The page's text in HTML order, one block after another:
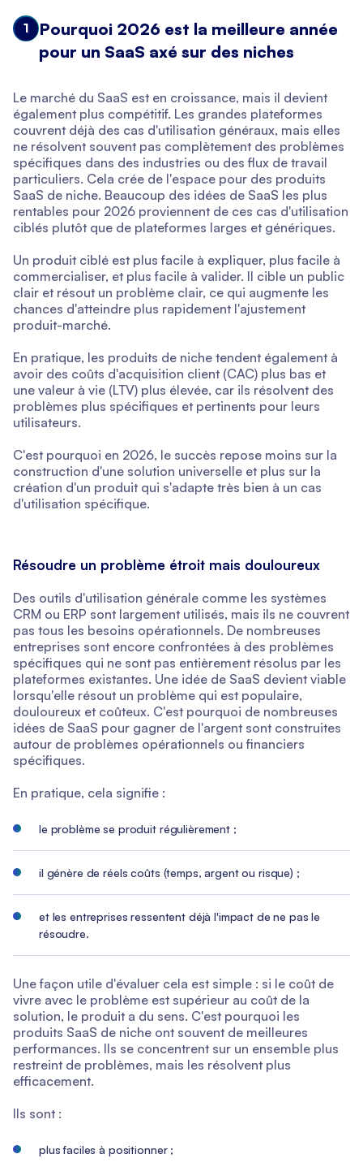
1
Pourquoi 2026 est la meilleure année
pour un SaaS axé sur des niches
Le marché du SaaS est en croissance, mais il devient
également plus compétitif. Les grandes plateformes
couvrent déjà des cas d'utilisation généraux, mais elles
ne résolvent souvent pas complètement des problèmes
spécifiques dans des industries ou des flux de travail
particuliers. Cela crée de l'espace pour des produits
SaaS de niche. Beaucoup des idées de SaaS les plus
rentables pour 2026 proviennent de ces cas d'utilisation
ciblés plutôt que de plateformes larges et génériques.
Un produit ciblé est plus facile à expliquer, plus facile à
commercialiser, et plus facile à valider. Il cible un public
clair et résout un problème clair, ce qui augmente les
chances d'atteindre plus rapidement l'ajustement
produit-marché.
En pratique, les produits de niche tendent également à
avoir des coûts d'acquisition client (CAC) plus bas et
une valeur à vie (LTV) plus élevée, car ils résolvent des
problèmes plus spécifiques et pertinents pour leurs
utilisateurs.
C'est pourquoi en 2026, le succès repose moins sur la
construction d'une solution universelle et plus sur la
création d'un produit qui s'adapte très bien à un cas
d'utilisation spécifique.
Résoudre un problème étroit mais douloureux
Des outils d'utilisation générale comme les systèmes
CRM ou ERP sont largement utilisés, mais ils ne couvrent
pas tous les besoins opérationnels. De nombreuses
entreprises sont encore confrontées à des problèmes
spécifiques qui ne sont pas entièrement résolus par les
plateformes existantes. Une idée de SaaS devient viable
lorsqu'elle résout un problème qui est populaire,
douloureux et coûteux. C'est pourquoi de nombreuses
idées de SaaS pour gagner de l'argent sont construites
autour de problèmes opérationnels ou financiers
spécifiques.
En pratique, cela signifie :
le problème se produit régulièrement ;
il génère de réels coûts (temps, argent ou risque) ;
et les entreprises ressentent déjà l'impact de ne pas le
résoudre.
Une façon utile d'évaluer cela est simple : si le coût de
vivre avec le problème est supérieur au coût de la
solution, le produit a du sens. C'est pourquoi les
produits SaaS de niche ont souvent de meilleures
performances. Ils se concentrent sur un ensemble plus
restreint de problèmes, mais les résolvent plus
efficacement.
Ils sont :
plus faciles à positionner ;